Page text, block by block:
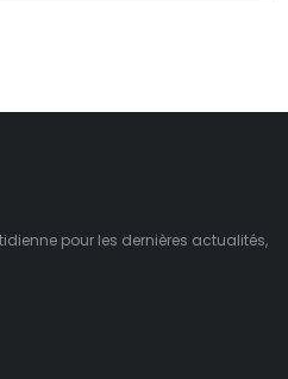
pour les dernières actualités,